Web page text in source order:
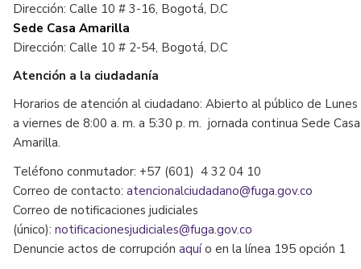
Dirección: Calle 10 # 3-16, Bogotá, D.C
Sede Casa Amarilla
Dirección: Calle 10 # 2-54, Bogotá, D.C
Atención a la ciudadanía
Horarios de atención al ciudadano: Abierto al público de Lunes
a viernes de 8:00 a. m. a 5:30 p. m. jornada continua Sede Casa
Amarilla.
Teléfono conmutador: +57 (601) 4 32 04 10
Correo de contacto: atencionalciudadano@fuga.gov.co
Correo de notificaciones judiciales
(único): notificacionesjudiciales@fuga.gov.co
Denuncie actos de corrupción aquío en la línea 195 opción 1